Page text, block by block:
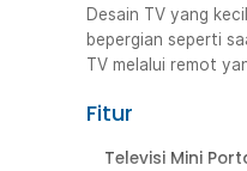
Desain TV yang
bepergian seperti
TV melalui remot
Fitur
Televisi Mini